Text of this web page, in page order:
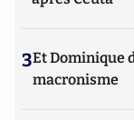
3Et Dominique
macronisme